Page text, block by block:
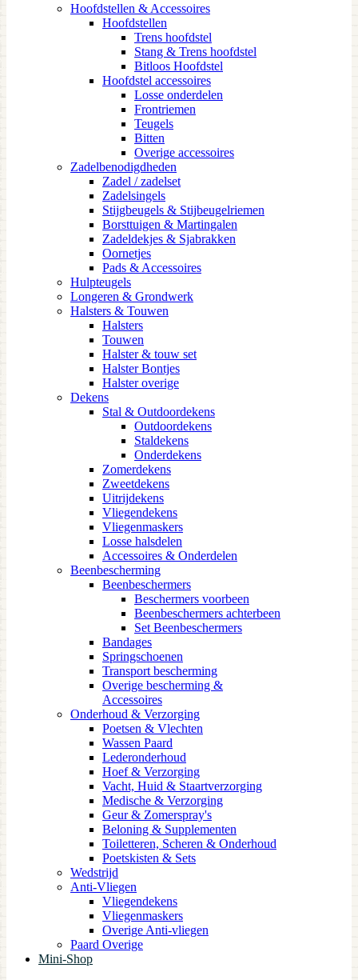
Hoofdstellen & Accessoires
Hoofdstellen
Trens hoofdstel
Stang & Trens hoofdstel
Bitloos Hoofdstel
Hoofdstel accessoires
Losse onderdelen
Frontriemen
Teugels
Bitten
Overige accessoires
Zadelbenodigdheden
Zadel / zadelset
Zadelsingels
Stijgbeugels & Stijbeugelriemen
Borsttuigen & Martingalen
Zadeldekjes & Sjabrakken
Oornetjes
Pads & Accessoires
Hulpteugels
Longeren & Grondwerk
Halsters & Touwen
Halsters
Touwen
Halster & touw set
Halster Bontjes
Halster overige
Dekens
Stal & Outdoordekens
Outdoordekens
Staldekens
Onderdekens
Zomerdekens
Zweetdekens
Uitrijdekens
Vliegendekens
Vliegenmaskers
Losse halsdelen
Accessoires & Onderdelen
Beenbescherming
Beenbeschermers
Beschermers voorbeen
Beenbeschermers achterbeen
Set Beenbeschermers
Bandages
Springschoenen
Transport bescherming
Overige bescherming &
Accessoires
Onderhoud & Verzorging
Poetsen & Vlechten
Wassen Paard
Lederonderhoud
Hoef & Verzorging
Vacht, Huid & Staartverzorging
Medische & Verzorging
Geur & Zomerspray's
Beloning & Supplementen
Toiletteren, Scheren & Onderhoud
Poetskisten & Sets
Wedstrijd
Anti-Vliegen
Vliegendekens
Vliegenmaskers
Overige Anti-vliegen
Paard Overige
Mini-Shop